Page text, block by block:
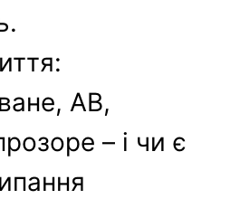
AB,
– і чи є